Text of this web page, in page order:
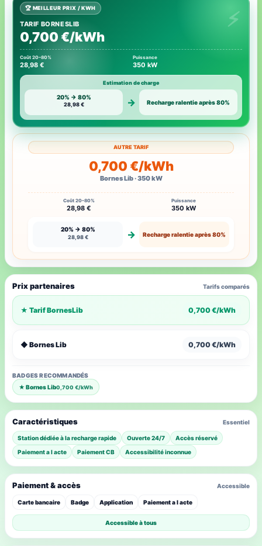
🏆 MEILLEUR PRIX / KWH
TARIF BORNESLIB
0,700 €/kWh
Coût 20–80%
28,98 €
Puissance
350 kW
Estimation de charge
20% → 80%
28,98 € → Recharge ralentie après 80%
AUTRE TARIF
0,700 €/kWh
Bornes Lib · 350 kW
Coût 20–80%
28,98 €
Puissance
350 kW
20% → 80%
28,98 € → Recharge ralentie après 80%
Prix partenaires Tarifs comparés
★ Tarif BornesLib 0,700 €/kWh
◆ Bornes Lib 0,700 €/kWh
BADGES RECOMMANDÉS
★ Bornes Lib0,700 €/kWh
Caractéristiques Essentiel
Station dédiée à la recharge rapide Ouverte 24/7
Accès réservé
Paiement a l acte
Paiement CB Accessibilité inconnue
Paiement & accès Accessible
Carte bancaire Badge Application Paiement a l acte
Accessible à tous